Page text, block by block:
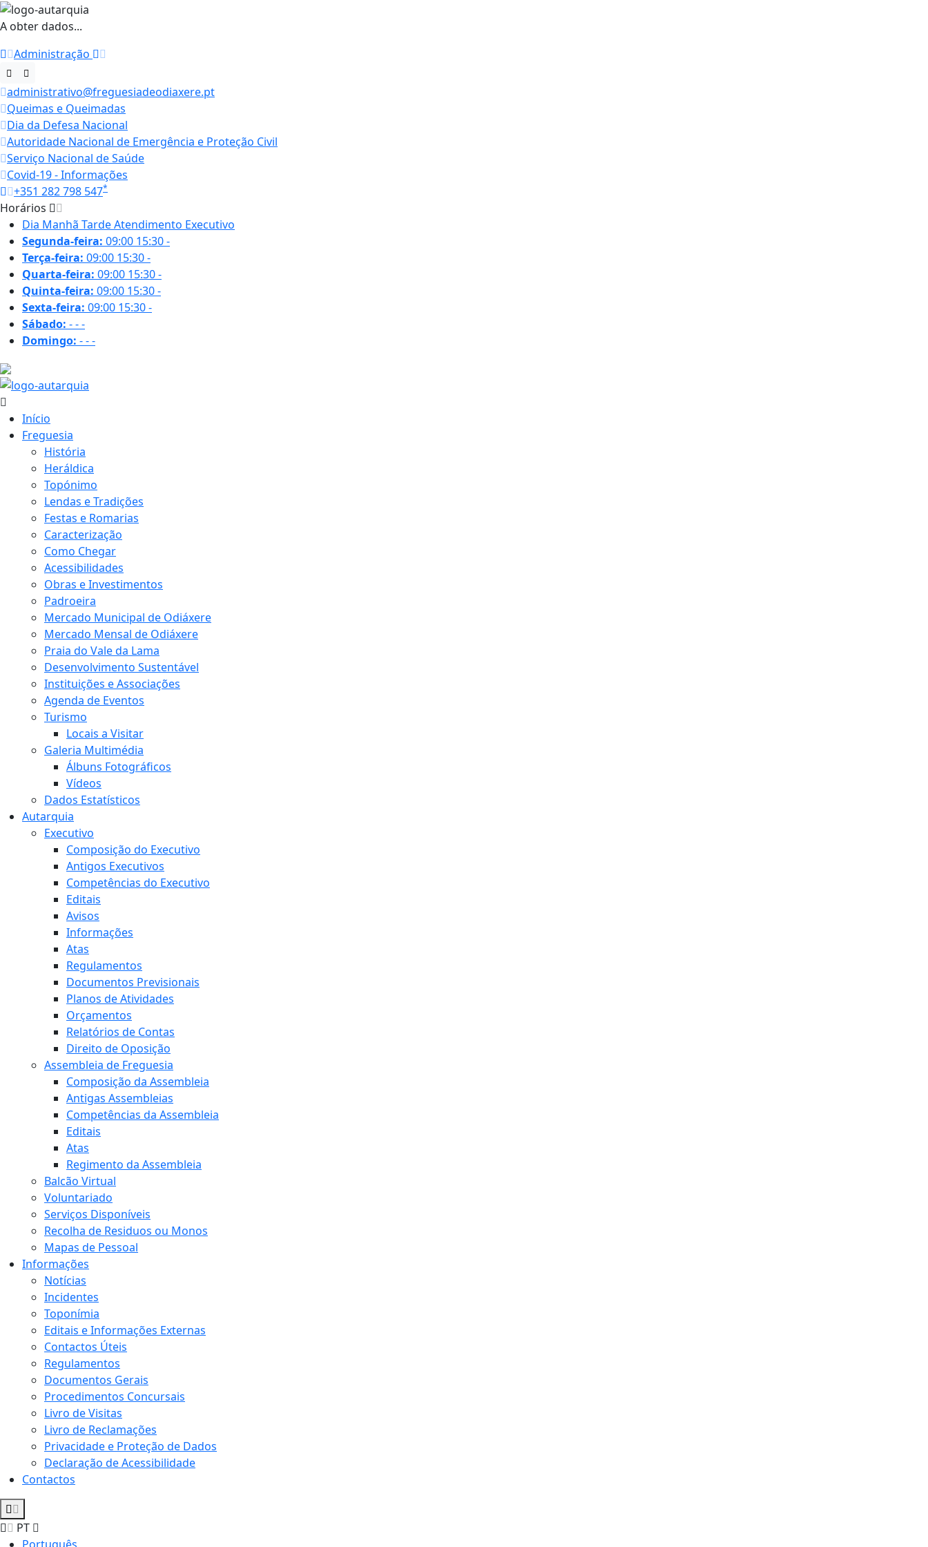
A obter dados...
Administração
administrativo@freguesiadeodiaxere.pt
Queimas e Queimadas
Dia da Defesa Nacional
Autoridade Nacional de Emergência e Proteção Civil
Serviço Nacional de Saúde
Covid-19 - Informações
+351 282 798 547*
Horários
Dia Manhã TardeAtendimento Executivo
Segunda-feira: 09:00 15:30-
Terça-feira: 09:00 15:30-
Quarta-feira: 09:00 15:30-
Quinta-feira: 09:00 15:30-
Sexta-feira: 09:00 15:30-
Sábado: ---
Domingo: ---
Início
Freguesia
História
Heráldica
Topónimo
Lendas e Tradições
Festas e Romarias
Caracterização
Como Chegar
Acessibilidades
Obras e Investimentos
Padroeira
Mercado Municipal de Odiáxere
Mercado Mensal de Odiáxere
Praia do Vale da Lama
Desenvolvimento Sustentável
Instituições e Associações
Agenda de Eventos
Turismo
Locais a Visitar
Galeria Multimédia
Álbuns Fotográficos
Vídeos
Dados Estatísticos
Autarquia
Executivo
Composição do Executivo
Antigos Executivos
Competências do Executivo
Editais
Avisos
Informações
Atas
Regulamentos
Documentos Previsionais
Planos de Atividades
Orçamentos
Relatórios de Contas
Direito de Oposição
Assembleia de Freguesia
Composição da Assembleia
Antigas Assembleias
Competências da Assembleia
Editais
Atas
Regimento da Assembleia
Balcão Virtual
Voluntariado
Serviços Disponíveis
Recolha de Residuos ou Monos
Mapas de Pessoal
Informações
Notícias
Incidentes
Toponímia
Editais e Informações Externas
Contactos Úteis
Regulamentos
Documentos Gerais
Procedimentos Concursais
Livro de Visitas
Livro de Reclamações
Privacidade e Proteção de Dados
Declaração de Acessibilidade
Contactos
PT